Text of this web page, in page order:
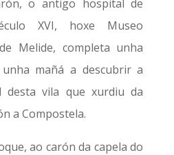
o antigo hospital de
XVI, hoxe Museo
Melide, completa unha
mañá a descubrir a
desta vila que xurdiu da
a Compostela.
ao carón da capela do